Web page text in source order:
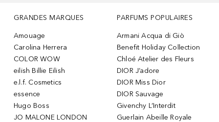
GRANDES MARQUES
Amouage
Carolina Herrera
COLOR WOW
eilish Billie Eilish
e.l.f. Cosmetics
essence
Hugo Boss
JO MALONE LONDON
PARFUMS POPULAIRES
Armani Acqua di Giò
Benefit Holiday Collection
Chloé Atelier des Fleurs
DIOR J’adore
DIOR Miss Dior
DIOR Sauvage
Givenchy L’Interdit
Guerlain Abeille Royale